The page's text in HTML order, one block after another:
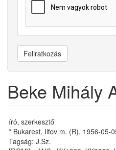
Feliratkozás
Beke Mihály
író, szerkesztő
* Bukarest, Ilfov m. (R), 1956-05-
Tagság: J.Sz.